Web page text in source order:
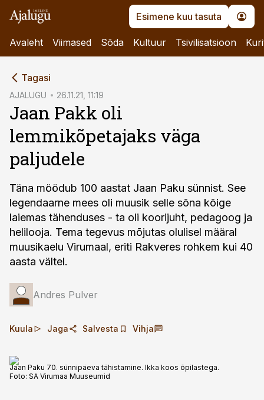
Esimene kuu tasuta
Avaleht Viimased Sõda Kultuur Tsivilisatsioon
Tagasi
AJALUGU 26.11.21, 11:19
Jaan Pakk oli
lemmikõpetajaks väga
paljudele
Täna möödub 100 aastat Jaan Paku sünnist. See
legendaarne mees oli muusik selle sõna kõige
laiemas tähenduses - ta oli koorijuht, pedagoog ja
helilooja. Tema tegevus mõjutas olulisel määral
muusikaelu Virumaal, eriti Rakveres rohkem kui 40
aasta vältel.
Andres Pulver
Kuula Jaga Salvesta Vihja
Jaan Paku 70. sünnipäeva tähistamine. Ikka koos õpilastega.
Foto: SA Virumaa Muuseumid